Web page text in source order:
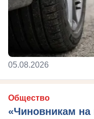
05.08.2026
Общество
«Чиновникам на